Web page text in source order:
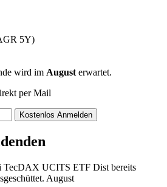
5Y)
wird im August erwartet.
per Mail
Kostenlos Anmelden
TecDAX UCITS ETF Dist bereits
August